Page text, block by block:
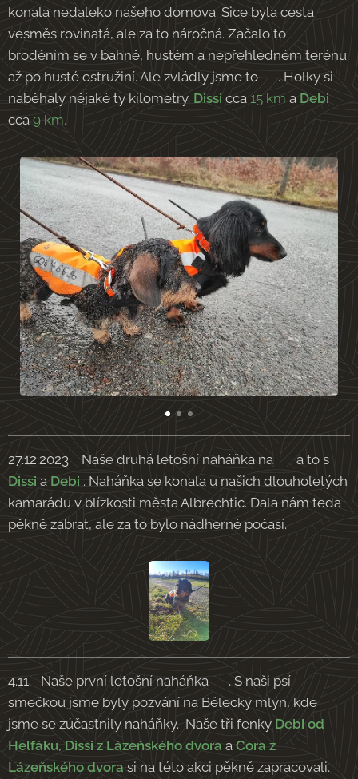
konala nedaleko našeho domova. Sice byla cesta
vesměs rovinatá, ale za to náročná. Začalo to
broděním se v bahně, hustém a nepřehledném terénu
až po husté ostružiní. Ale zvládly jsme to 💪. Holky si
naběhaly nějaké ty kilometry. Dissi cca 15 km a Debi
cca 9 km.
27.12.2023 Naše druhá letošní naháňka na 🐗 a to s
Dissi a Debi . Naháňka se konala u našich dlouholetých
kamarádu v blízkosti města Albrechtic. Dala nám teda
pěkně zabrat, ale za to bylo nádherné počasí.
4.11. Naše první letošní naháňka 🐗. S naši psí
smečkou jsme byly pozvání na Bělecký mlýn, kde
jsme se zúčastnily naháňky. Naše tři fenky Debi od
Helfáku, Dissi z Lázeňského dvora a Cora z
Lázeňského dvora si na této akci pěkně zapracovali.